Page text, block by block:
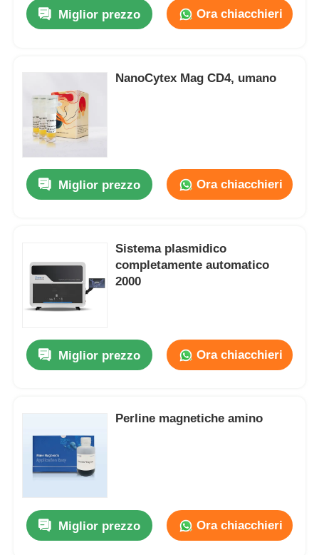
Miglior prezzo Ora chiacchieri
NanoCytex Mag CD4, umano
Miglior prezzo Ora chiacchieri
Sistema plasmidico
completamente automatico
2000
Miglior prezzo Ora chiacchieri
Perline magnetiche amino
Miglior prezzo Ora chiacchieri